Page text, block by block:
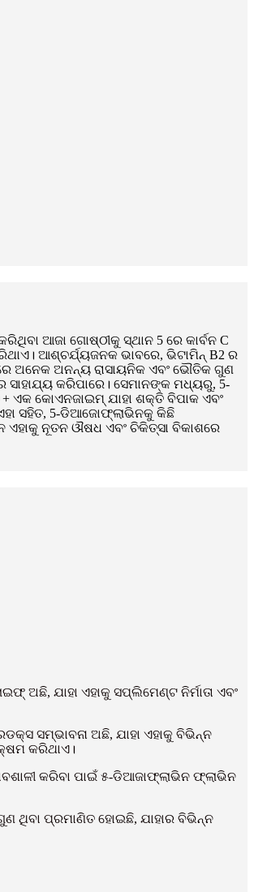
ଆଜା ଗୋଷ୍ଠୀକୁ ସ୍ଥାନ 5 ରେ କାର୍ବନ C
ଆଶ୍ଚର୍ଯ୍ୟଜନକ ଭାବରେ, ଭିଟାମିନ୍ B2 ର
ଅନେକ ଅନନ୍ୟ ରାସାୟନିକ ଏବଂ ଭୌତିକ ଗୁଣ
କରିପାରେ। ସେମାନଙ୍କ ମଧ୍ୟରୁ, 5-
ଏକ କୋଏନଜାଇମ୍ ଯାହା ଶକ୍ତି ବିପାକ ଏବଂ
ସହିତ, 5-ଡିଆଜୋଫ୍ଲାଭିନକୁ କିଛି
ଏହାକୁ ନୂତନ ଔଷଧ ଏବଂ ଚିକିତ୍ସା ବିକାଶରେ
ଅଛି, ଯାହା ଏହାକୁ ସପ୍ଲିମେଣ୍ଟ ନିର୍ମାତା ଏବଂ
ସମ୍ଭାବନା ଅଛି, ଯାହା ଏହାକୁ ବିଭିନ୍ନ
କରିଥାଏ।
କରିବା ପାଇଁ ୫-ଡିଆଜାଫ୍ଲାଭିନ ଫ୍ଲାଭିନ
ଥିବା ପ୍ରମାଣିତ ହୋଇଛି, ଯାହାର ବିଭିନ୍ନ